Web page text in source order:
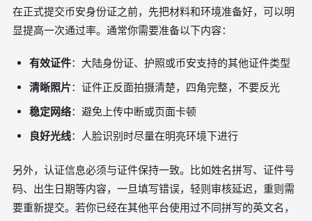
在正式提交币安身份证之前，先把材料和环境准备好，可以明
显提高一次通过率。通常你需要准备以下内容：
有效证件：大陆身份证、护照或币安支持的其他证件类型
清晰照片：证件正反面拍摄清楚，四角完整，不要反光
稳定网络：避免上传中断或页面卡顿
良好光线：人脸识别时尽量在明亮环境下进行
另外，认证信息必须与证件保持一致。比如姓名拼写、证件号
码、出生日期等内容，一旦填写错误，轻则审核延迟，重则需
要重新提交。若你已经在其他平台使用过不同拼写的英文名，